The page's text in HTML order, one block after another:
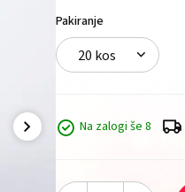
Pakiranje
20 kos
Na zalogi še 8